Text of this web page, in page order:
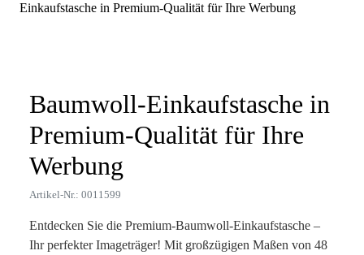
Einkaufstasche in Premium-Qualität für Ihre Werbung
Baumwoll-Einkaufstasche in
Premium-Qualität für Ihre
Werbung
Artikel-Nr.: 0011599
Entdecken Sie die Premium-Baumwoll-Einkaufstasche –
Ihr perfekter Imageträger! Mit großzügigen Maßen von 48